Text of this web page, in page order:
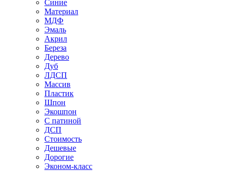
Синие
Материал
МДФ
Эмаль
Акрил
Береза
Дерево
Дуб
ЛДСП
Массив
Пластик
Шпон
Экошпон
С патиной
ДСП
Стоимость
Дешевые
Дорогие
Эконом-класс